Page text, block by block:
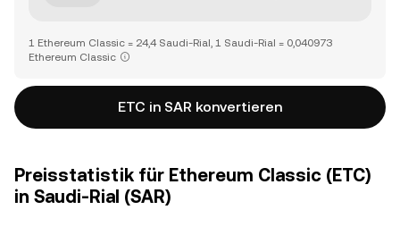
1 Ethereum Classic = 24,4 Saudi-Rial, 1 Saudi-Rial = 0,040973
Ethereum Classic
ETC in SAR konvertieren
Preisstatistik für Ethereum Classic (ETC)
in Saudi-Rial (SAR)